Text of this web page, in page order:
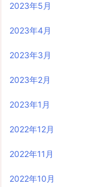
2023年5月
2023年4月
2023年3月
2023年2月
2023年1月
2022年12月
2022年11月
2022年10月